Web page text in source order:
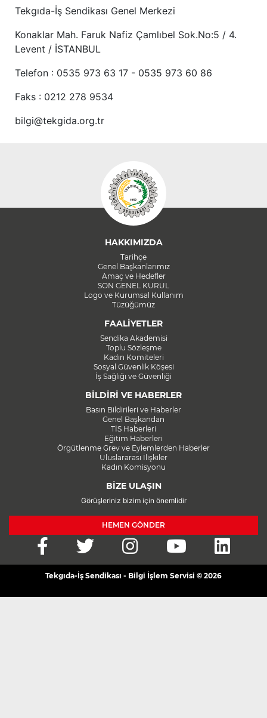
Tekgıda-İş Sendikası Genel Merkezi
Konaklar Mah. Faruk Nafiz Çamlıbel Sok.No:5 / 4.
Levent / İSTANBUL
Telefon : 0535 973 63 17 - 0535 973 60 86
Faks : 0212 278 9534
bilgi@tekgida.org.tr
HAKKIMIZDA
Tarihçe
Genel Başkanlarımız
Amaç ve Hedefler
SON GENEL KURUL
Logo ve Kurumsal Kullanım
Tüzüğümüz
FAALİYETLER
Sendika Akademisi
Toplu Sözleşme
Kadın Komiteleri
Sosyal Güvenlik Köşesi
İş Sağlığı ve Güvenliği
BİLDİRİ VE HABERLER
Basın Bildirileri ve Haberler
Genel Başkandan
TİS Haberleri
Eğitim Haberleri
Örgütlenme Grev ve Eylemlerden Haberler
Uluslararası İlişkiler
Kadın Komisyonu
BİZE ULAŞIN
Görüşleriniz bizim için önemlidir
HEMEN GÖNDER
Tekgıda-İş Sendikası - Bilgi İşlem Servisi © 2026